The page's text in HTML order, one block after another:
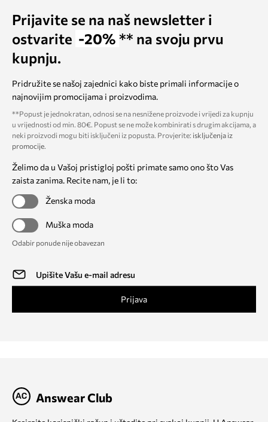
Prijavite se na naš newsletter i
ostvarite -20% ** na svoju prvu
kupnju.
Pridružite se našoj zajednici kako biste primali informacije o
najnovijim promocijama i proizvodima.
**Popust je jednokratan, odnosi se na nesnižene proizvode i vrijedi za kupnju
u vrijednosti od min. 80€. Popust se ne može kombinirati s drugim akcijama, a
neki proizvodi mogu biti isključeni iz popusta. Provjerite: isključenja iz
promocije.
Želimo da u Vašoj pristigloj pošti primate samo ono što Vas
zaista zanima. Recite nam, je li to:
Ženska moda
Muška moda
Odabir ponude nije obavezan
Prijava
Answear Club